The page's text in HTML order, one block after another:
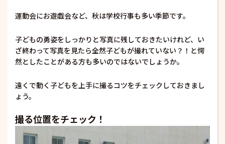
運動会にお遊戯会など、秋は学校行事も多い季節です。
子どもの勇姿をしっかりと写真に残しておきたいけれど、い
ざ終わって写真を見たら全然子どもが撮れていない？！と愕
然としたことがある方も多いのではないでしょうか。
遠くで動く子どもを上手に撮るコツをチェックしておきまし
ょう。
撮る位置をチェック！